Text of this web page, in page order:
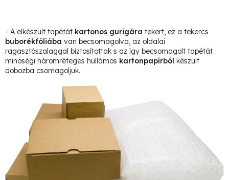
- A elkészült tapétát kartonos gurigára tekert, ez a tekercs
buborékfóliába van becsomagolva, az oldalai
ragasztószalaggal biztosítottak s az így becsomagolt tapétát
minoségi háromréteges hullámos kartonpapírból készült
dobozba csomagoljuk.